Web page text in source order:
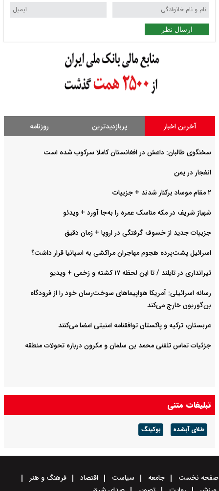
ارسال نظر
آخرین اخبار پربازدیدترین روزنامه
سخنگوی طالبان: داعش در افغانستان کاملا سرکوب شده است
انفجار در یمن
۲ مقام موساد برکنار شدند + جزییات
شهباز شریف در مکه مناسک عمره را به‌جا آورد + ویدئو
جزییات جدید از خسوف گرفتگی در اروپا + زمان دقیق
اسرائیل پشت‌پرده هجوم مهاجران مراکشی به اسپانیا قرار داشت؟
تیرانداری در تایلند / تا این لحظه ۱۷ کشته و زخمی + ویدیو
رسانه اسرائیلی: آمریکا هواپیماهای سوخت‌رسان خود را از فرودگاه
بن‌گوریون خارج می‌کند
عربستان، ترکیه و پاکستان توافقنامه امنیتی امضا می‌کنند
جزئیات تماس تلفنی محمد بن سلمان و مکرون درباره تحولات منطقه
تبلیغات متنی
طلای آبشده بوکینگ
صفحه نخست جامعه سیاست اقتصاد
فرهنگ و هنر